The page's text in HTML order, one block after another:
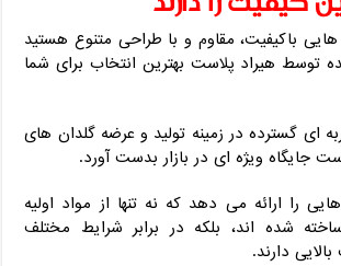
هایی باکیفیت، مقاوم و با طراحی متنوع هستید
توسط هیراد پلاست بهترین انتخاب برای شما
ای گسترده در زمینه تولید و عرضه گلدان های
جایگاه ویژه ای در بازار بدست آورد.
را ارائه می دهد که نه تنها از مواد اولیه
شده اند، بلکه در برابر شرایط مختلف
دارند.